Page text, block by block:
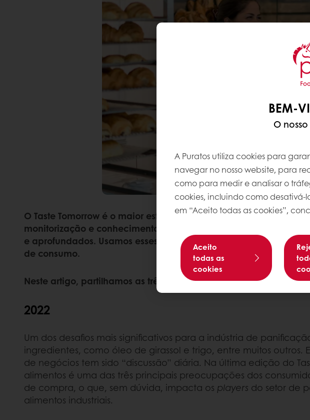
O Taste Tomorrow é o maior estudo a nível mundial que analisa
monitorização e conhecimento dos hábitos de consumo,
e aprofundados. Usamos esses insights para acompanhar a
de consumo.
Neste artigo, partilhamos as três principais tendências de
2022
Um dos desafios mais significativos para a indústria de
ingredientes, como óleo de girassol e trigo, entre muitos outros.
de negócios tem sido “discussão” diária. Na última edição do
alimentos é uma das três principais preocupações dos
de compra, o que, sem dúvida, impacta os players do setor de
alimentos industriais.
BEM-
O
A Puratos utiliza cookies para
navegar no nosso website, para
como para medir e analisar o
cookies, incluindo como desativá-
em “Aceito todas as cookies”,
Aceito
todas as
cookies